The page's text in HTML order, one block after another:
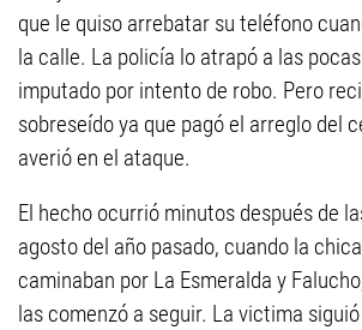
que le quiso arrebatar su teléfono
la calle. La policía lo atrapó a las
imputado por intento de robo. Pero
sobreseído ya que pagó el arreglo del
averió en el ataque.
El hecho ocurrió minutos después de
agosto del año pasado, cuando la
caminaban por La Esmeralda y
las comenzó a seguir. La victima